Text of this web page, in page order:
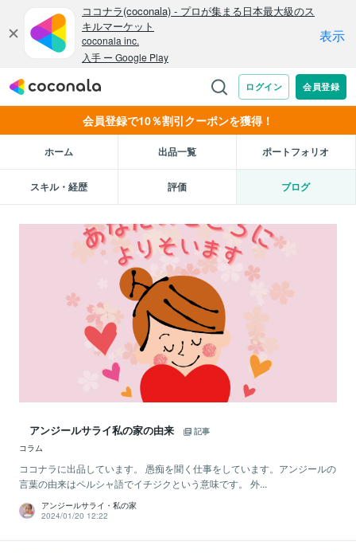
会員登録で10％割引クーポンを獲得！
ホーム 出品一覧 ポートフォリオ
スキル・経歴 評価 ブログ
アンジールサライ私の家の由来
記事
コラム
ココナラに出品しています。 愚痴を聞く仕事をしています。アンジールの
言葉の由来はペルシャ語でイチジクという意味です。 外...
アンジールサライ・私の家
2024/01/20 12:22